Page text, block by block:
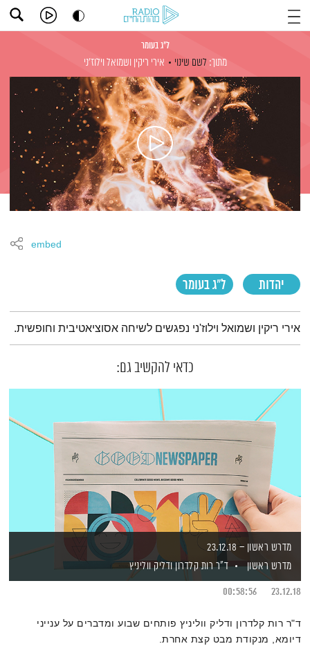
ל"ג בעומר
מתוך: לשם שינוי אירי ריקין ושמואל וילוז'ני
יהדות ל"ג בעומר
embed
תמצית הפודקאסט
אירי ריקין ושמואל וילוז'ני נפגשים לשיחה אסוציאטיבית וחופשית.
כדאי להקשיב גם:
מדרש ראשון – 23.12.18
מדרש ראשון
ד"ר רות קלדרוןודליק ווליניץ
23.12.18
00:58:56
ד"ר רות קלדרון ודליק ווליניץ פותחים שבוע ומדברים על ענייני
דיומא, מנקודת מבט קצת אחרת.